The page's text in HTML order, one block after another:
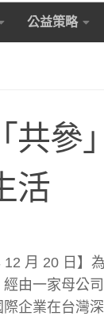
公益策略
共參
活
月 20 日】
經由一家母公
企業在台灣